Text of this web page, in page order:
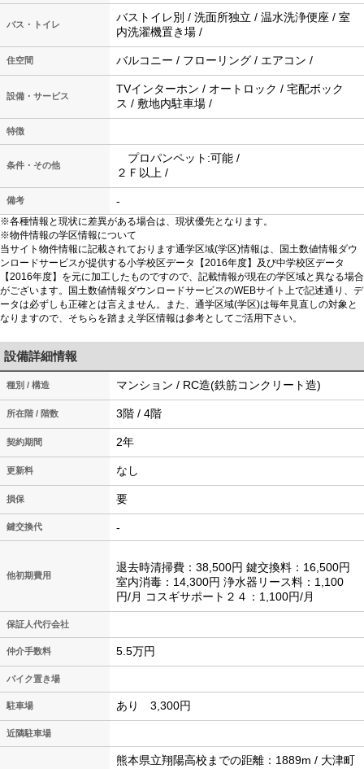
バス・トイレ
バストイレ別 / 洗面所独立 / 温水洗浄便座 / 室
内洗濯機置き場 /
住空間 バルコニー / フローリング / エアコン /
設備・サービス
TVインターホン / オートロック / 宅配ボック
ス / 敷地内駐車場 /
特徴
条件・その他
プロパンペット:可能 /
２Ｆ以上 /
備考 -
※各種情報と現状に差異がある場合は、現状優先となります。
※物件情報の学区情報について
当サイト物件情報に記載されております通学区域(学区)情報は、国土数値情報ダウ
ンロードサービスが提供する小学校区データ【2016年度】及び中学校区データ
【2016年度】を元に加工したものですので、記載情報が現在の学区域と異なる場合
がございます。国土数値情報ダウンロードサービスのWEBサイト上で記述通り、デ
ータは必ずしも正確とは言えません。また、通学区域(学区)は毎年見直しの対象と
なりますので、そちらを踏まえ学区情報は参考としてご活用下さい。
設備詳細情報
種別 / 構造 マンション / RC造(鉄筋コンクリート造)
所在階 / 階数 3階 / 4階
契約期間 2年
更新料 なし
損保 要
鍵交換代 -
他初期費用
退去時清掃費：38,500円 鍵交換料：16,500円
室内消毒：14,300円 浄水器リース料：1,100
円/月 コスギサポート２４：1,100円/月
保証人代行会社
仲介手数料 5.5万円
バイク置き場
駐車場 あり 3,300円
近隣駐車場
熊本県立翔陽高校までの距離：1889m / 大津町